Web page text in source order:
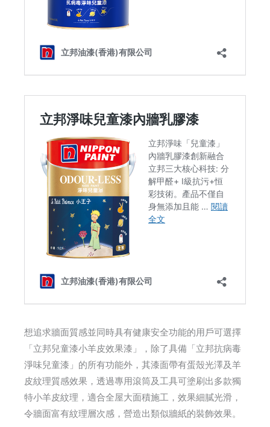
想追求牆面質感並同時具有健康安全功能的用戶可選擇
「立邦兒童漆小羊皮效果漆」，除了具備「立邦抗病毒
淨味兒童漆」的所有功能外，其漆面帶有蛋殼光澤及羊
皮紋理質感效果，透過專用滾筒及工具可塗刷出多款獨
特小羊皮紋理，適合全屋大面積施工，效果細膩光滑，
令牆面富有紋理層次感，營造出類似牆紙的裝飾效果。